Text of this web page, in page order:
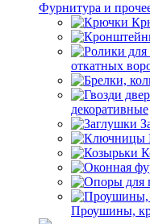
Фурнитура и
откатных
декоративные
Проушины,